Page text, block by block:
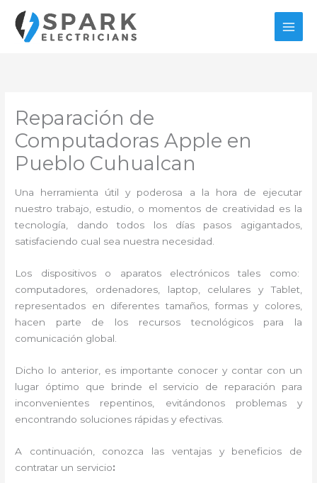
contenido
Reparación de
Computadoras Apple en
Pueblo Cuhualcan
Una herramienta útil y poderosa a la hora de ejecutar
nuestro trabajo, estudio, o momentos de creatividad es la
tecnología, dando todos los días pasos agigantados,
satisfaciendo cual sea nuestra necesidad.
Los dispositivos o aparatos electrónicos tales como:
computadores, ordenadores, laptop, celulares y Tablet,
representados en diferentes tamaños, formas y colores,
hacen parte de los recursos tecnológicos para la
comunicación global.
Dicho lo anterior, es importante conocer y contar con un
lugar óptimo que brinde el servicio de reparación
para
inconvenientes repentinos, evitándonos problemas y
encontrando soluciones rápidas y efectivas.
A continuación, conozca las ventajas y beneficios de
contratar un servicio: